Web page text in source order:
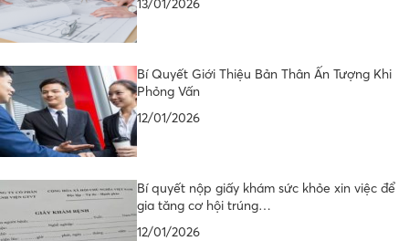
13/01/2026
Bí Quyết Giới Thiệu Bản Thân Ấn Tượng Khi
Phỏng Vấn
12/01/2026
Bí quyết nộp giấy khám sức khỏe xin việc để
gia tăng cơ hội trúng…
12/01/2026